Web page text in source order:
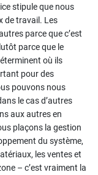
stipule que nous
de travail. Les
parce que c’est
parce que le
où ils
pour des
pouvons nous
le cas d’autres
aux autres en
plaçons la gestion
du système,
les ventes et
– c’est vraiment la